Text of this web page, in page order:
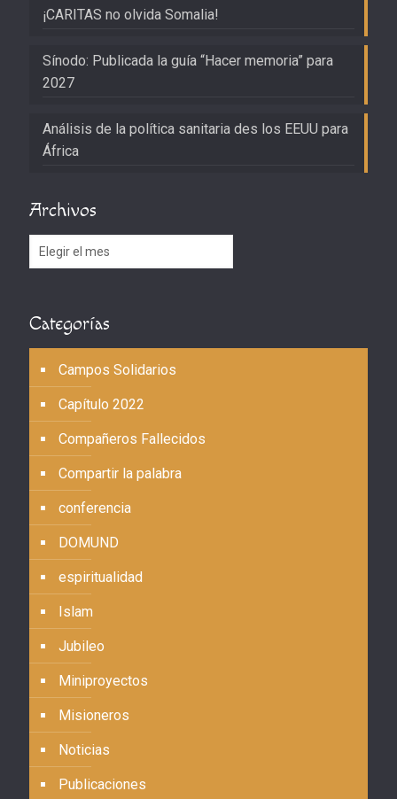
¡CARITAS no olvida Somalia!
Sínodo: Publicada la guía “Hacer memoria” para
2027
Análisis de la política sanitaria des los EEUU para
África
Archivos
Archivos
Categorías
Campos Solidarios
Capítulo 2022
Compañeros Fallecidos
Compartir la palabra
conferencia
DOMUND
espiritualidad
Islam
Jubileo
Miniproyectos
Misioneros
Noticias
Publicaciones